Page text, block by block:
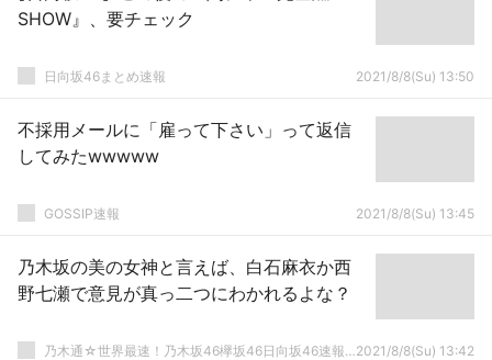
SHOW』、要チェック
日向坂46まとめ速報 2021/8/8(Su) 13:50
不採用メールに「雇って下さい」って返信
してみたwwwww
GOSSIP速報 2021/8/8(Su) 13:45
乃木坂の美の女神と言えば、白石麻衣か西
野七瀬で意見が真っ二つにわかれるよな？
乃木通☆世界最速！乃木坂46欅坂46日向坂46速報まとめ2021/8/8(Su) 13:42